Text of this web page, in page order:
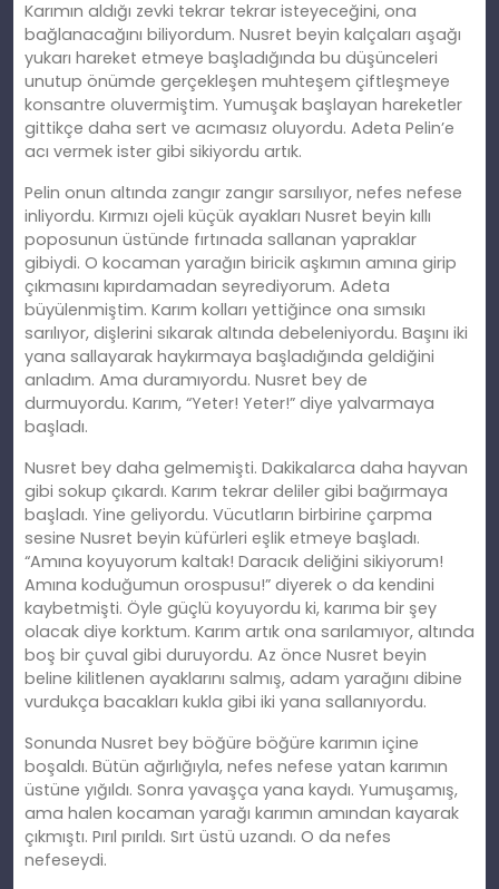
Karımın aldığı zevki tekrar tekrar isteyeceğini, ona
bağlanacağını biliyordum. Nusret beyin kalçaları aşağı
yukarı hareket etmeye başladığında bu düşünceleri
unutup önümde gerçekleşen muhteşem çiftleşmeye
konsantre oluvermiştim. Yumuşak başlayan hareketler
gittikçe daha sert ve acımasız oluyordu. Adeta Pelin’e
acı vermek ister gibi sikiyordu artık.
Pelin onun altında zangır zangır sarsılıyor, nefes nefese
inliyordu. Kırmızı ojeli küçük ayakları Nusret beyin kıllı
poposunun üstünde fırtınada sallanan yapraklar
gibiydi. O kocaman yarağın biricik aşkımın amına girip
çıkmasını kıpırdamadan seyrediyorum. Adeta
büyülenmiştim. Karım kolları yettiğince ona sımsıkı
sarılıyor, dişlerini sıkarak altında debeleniyordu. Başını iki
yana sallayarak haykırmaya başladığında geldiğini
anladım. Ama duramıyordu. Nusret bey de
durmuyordu. Karım, “Yeter! Yeter!” diye yalvarmaya
başladı.
Nusret bey daha gelmemişti. Dakikalarca daha hayvan
gibi sokup çıkardı. Karım tekrar deliler gibi bağırmaya
başladı. Yine geliyordu. Vücutların birbirine çarpma
sesine Nusret beyin küfürleri eşlik etmeye başladı.
“Amına koyuyorum kaltak! Daracık deliğini sikiyorum!
Amına koduğumun orospusu!” diyerek o da kendini
kaybetmişti. Öyle güçlü koyuyordu ki, karıma bir şey
olacak diye korktum. Karım artık ona sarılamıyor, altında
boş bir çuval gibi duruyordu. Az önce Nusret beyin
beline kilitlenen ayaklarını salmış, adam yarağını dibine
vurdukça bacakları kukla gibi iki yana sallanıyordu.
Sonunda Nusret bey böğüre böğüre karımın içine
boşaldı. Bütün ağırlığıyla, nefes nefese yatan karımın
üstüne yığıldı. Sonra yavaşça yana kaydı. Yumuşamış,
ama halen kocaman yarağı karımın amından kayarak
çıkmıştı. Pırıl pırıldı. Sırt üstü uzandı. O da nefes
nefeseydi.